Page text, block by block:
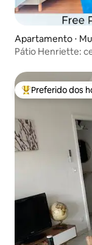
Apartamento ⋅
Pátio Henriette:
Entre os
Preferido dos